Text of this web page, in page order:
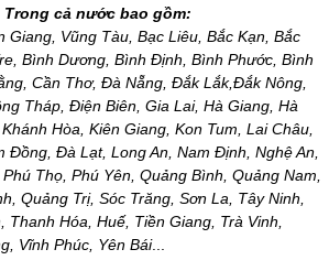
cả nước bao gồm:
Giang, Vũng Tàu, Bạc Liêu, Bắc Kạn, Bắc
Bình Dương, Bình Định, Bình Phước, Bình
Cần Thơ, Đà Nẵng, Đắk Lắk,Đắk Nông,
Tháp, Điện Biên, Gia Lai, Hà Giang, Hà
Hòa, Kiên Giang, Kon Tum, Lai Châu,
Đồng, Đà Lạt, Long An, Nam Định, Nghệ An,
Thọ, Phú Yên, Quảng Bình, Quảng Nam,
Quảng Trị, Sóc Trăng, Sơn La, Tây Ninh,
Thanh Hóa, Huế, Tiền Giang, Trà Vinh,
Vĩnh Phúc, Yên Bái...